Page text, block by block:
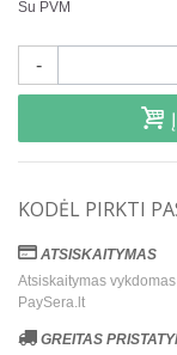
Su PVM
-
KODĖL PIRKTI
ATSISKAITYMAS
Atsiskaitymas
PaySera.lt
GREITAS